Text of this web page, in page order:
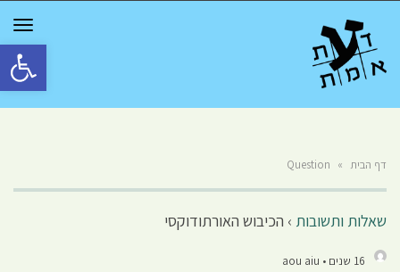
פתח
דף הבית »
Question
שאלות ותשובות › הכיבוש האורתודוקסי
16 שנים • aou aiu